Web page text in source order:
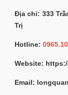
Địa chỉ: 333
Trị
Hotline:
Website:
Email: